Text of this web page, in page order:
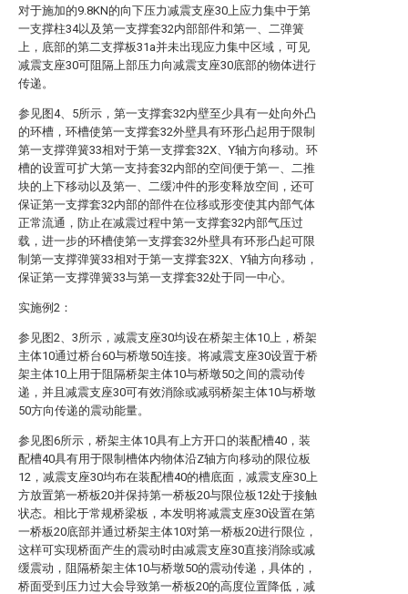
对于施加的9.8KN的向下压力减震支座30上应力集中于第
一支撑柱34以及第一支撑套32内部部件和第一、二弹簧
上，底部的第二支撑板31a并未出现应力集中区域，可见
减震支座30可阻隔上部压力向减震支座30底部的物体进行
传递。
参见图4、5所示，第一支撑套32内壁至少具有一处向外凸
的环槽，环槽使第一支撑套32外壁具有环形凸起用于限制
第一支撑弹簧33相对于第一支撑套32X、Y轴方向移动。环
槽的设置可扩大第一支持套32内部的空间便于第一、二推
块的上下移动以及第一、二缓冲件的形变释放空间，还可
保证第一支撑套32内部的部件在位移或形变使其内部气体
正常流通，防止在减震过程中第一支撑套32内部气压过
载，进一步的环槽使第一支撑套32外壁具有环形凸起可限
制第一支撑弹簧33相对于第一支撑套32X、Y轴方向移动，
保证第一支撑弹簧33与第一支撑套32处于同一中心。
实施例2：
参见图2、3所示，减震支座30均设在桥架主体10上，桥架
主体10通过桥台60与桥墩50连接。将减震支座30设置于桥
架主体10上用于阻隔桥架主体10与桥墩50之间的震动传
递，并且减震支座30可有效消除或减弱桥架主体10与桥墩
50方向传递的震动能量。
参见图6所示，桥架主体10具有上方开口的装配槽40，装
配槽40具有用于限制槽体内物体沿Z轴方向移动的限位板
12，减震支座30均布在装配槽40的槽底面，减震支座30上
方放置第一桥板20并保持第一桥板20与限位板12处于接触
状态。相比于常规桥梁板，本发明将减震支座30设置在第
一桥板20底部并通过桥架主体10对第一桥板20进行限位，
这样可实现桥面产生的震动时由减震支座30直接消除或减
缓震动，阻隔桥架主体10与桥墩50的震动传递，具体的，
桥面受到压力过大会导致第一桥板20的高度位置降低，减